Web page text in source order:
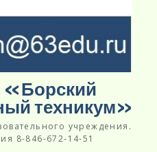
техникум»
учреждения.
8-846-672-14-51